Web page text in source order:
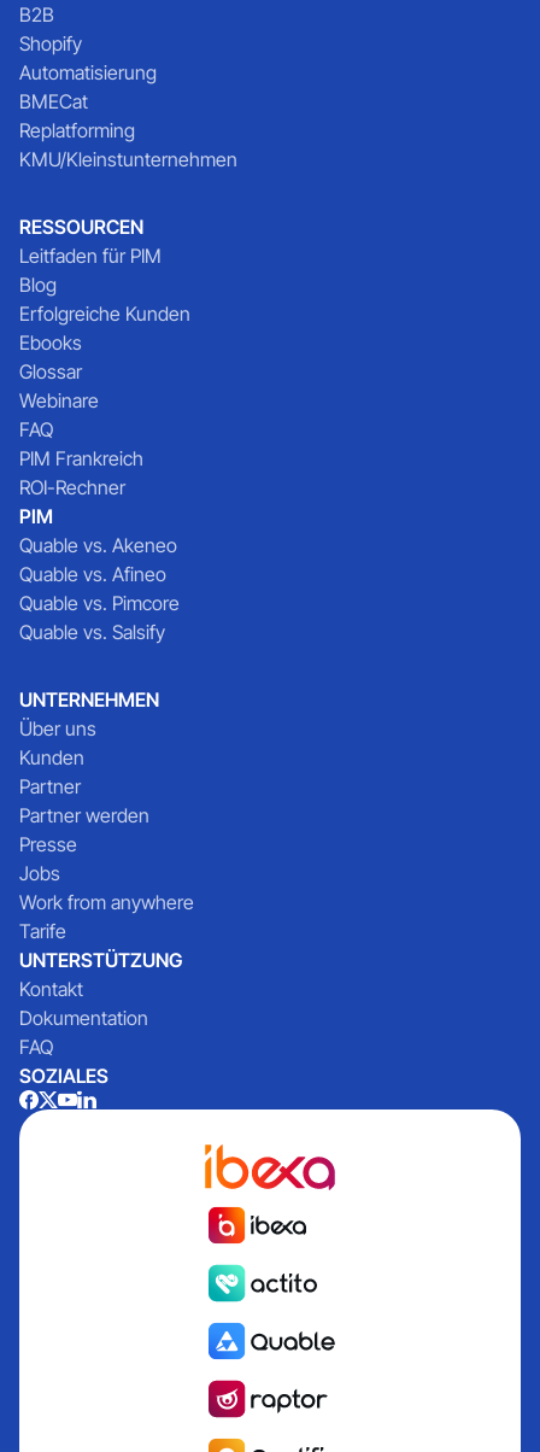
B2B
Shopify
Automatisierung
BMECat
Replatforming
KMU/Kleinstunternehmen
RESSOURCEN
Leitfaden für PIM
Blog
Erfolgreiche Kunden
Ebooks
Glossar
Webinare
FAQ
PIM Frankreich
ROI-Rechner
PIM
Quable vs. Akeneo
Quable vs. Afineo
Quable vs. Pimcore
Quable vs. Salsify
UNTERNEHMEN
Über uns
Kunden
Partner
Partner werden
Presse
Jobs
Work from anywhere
Tarife
UNTERSTÜTZUNG
Kontakt
Dokumentation
FAQ
SOZIALES